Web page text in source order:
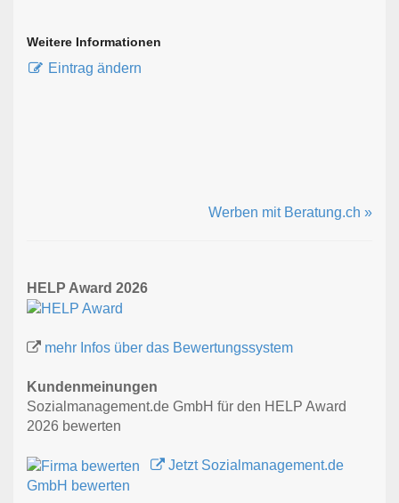
Weitere Informationen
Eintrag ändern
Werben mit Beratung.ch »
HELP Award 2026
mehr Infos über das Bewertungssystem
Kundenmeinungen
Sozialmanagement.de GmbH für den HELP Award
2026 bewerten
Jetzt Sozialmanagement.de
GmbH bewerten